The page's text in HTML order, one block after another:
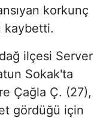
korkunç
kaybetti.
ilçesi Server
Sokak'ta
Çağla Ç. (27),
gördüğü için